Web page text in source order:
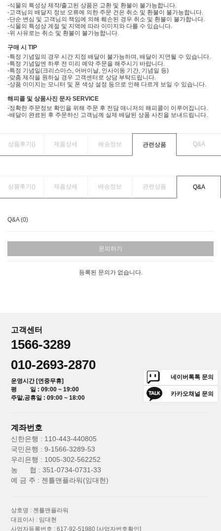
-식물의 특성상 제작/출고된 상품은 교환 및 환불이 불가능합니다.
-고객님의 배달지 정보 오류에 의한 주문 건은 취소 및 환불이 불가능합니다.
-단순 변심 및 고객님의 책임에 의해 훼손된 경우 취소 및 환불이 불가합니다.
-식물의 특성상 계절 및 지역에 따라 이미지와 다를 수 있습니다.
-위 사유로는 취소 및 환불이 불가능합니다.
구매 시 TIP
-특정 기념일의 경우 시간 지정 배달이 불가능하며, 배달이 지연될 수 있습니다.
-특정 기념일엔 하루 전 미리 예약 주문을 해주시기 바랍니다.
-특정 기념일(크리스마스, 어버이날, 인사이동 기간, 기념일 등)
-맞춤 제작을 원하실 경우 고객센터로 상담 부탁드립니다.
-상품 이미지는 모니터 및 폰 색상 설정 등으로 인해 다르게 보일 수 있습니다.
해피콜 및 상품사진 문자 SERVICE
-정확한 주문정보 확인을 위해 주문 후 전담 매니저의 해피콜이 이루어집니다.
-배달이 완료된 후 주문하신 고객님께 실제 배달된 상품 사진을 보내드립니다.
상품후기() 제품상세 배송정보 관련상품 Q&A
상품후기() 제품상세 배송정보 관련상품 Q&A
Q&A (0)
문의하기
등록된 문의가 없습니다.
고객센터
1566-3289
010-2693-2870
운영시간 [연중무휴]
평 일 : 09:00 ~ 19:00
주말,공휴일 : 09:00 ~ 18:00
네이버톡톡 문의
카카오채널 문의
계좌번호
신한은행 : 110-443-440805
국민은행 : 9-1566-3289-53
우리은행 : 1005-302-562252
농 협 : 351-0734-0731-33
예 금 주 : 젠틀맨플라워(임대현)
상호명 : 젠틀맨플라워
대표이사 : 임대현
사업자등록번호 : 617-92-51980 [사업자번호확인]